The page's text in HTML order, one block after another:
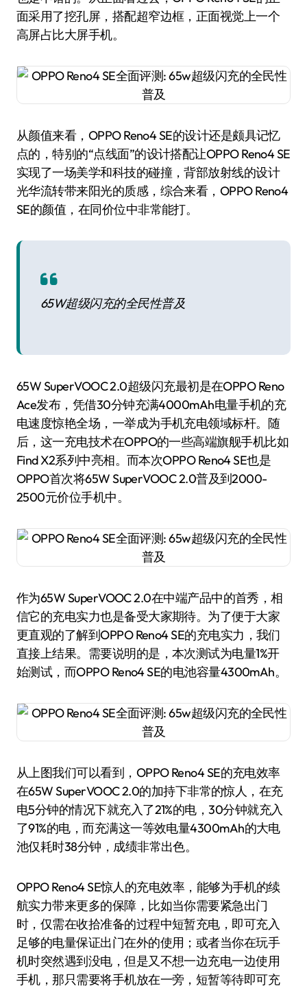
面采用了挖孔屏，搭配超窄边框，正面视觉上一个
高屏占比大屏手机。
从颜值来看，OPPO Reno4 SE的设计还是颇具记忆
点的，特别的“点线面”的设计搭配让OPPO Reno4 SE
实现了一场美学和科技的碰撞，背部放射线的设计
光华流转带来阳光的质感，综合来看，OPPO Reno4
SE的颜值，在同价位中非常能打。
65W超级闪充的全民性普及
65W SuperVOOC 2.0超级闪充最初是在OPPO Reno
Ace发布，凭借30分钟充满4000mAh电量手机的充
电速度惊艳全场，一举成为手机充电领域标杆。随
后，这一充电技术在OPPO的一些高端旗舰手机比如
Find X2系列中亮相。而本次OPPO Reno4 SE也是
OPPO首次将65W SuperVOOC 2.0普及到2000-
2500元价位手机中。
作为65W SuperVOOC 2.0在中端产品中的首秀，相
信它的充电实力也是备受大家期待。为了便于大家
更直观的了解到OPPO Reno4 SE的充电实力，我们
直接上结果。需要说明的是，本次测试为电量1%开
始测试，而OPPO Reno4 SE的电池容量4300mAh。
从上图我们可以看到，OPPO Reno4 SE的充电效率
在65W SuperVOOC 2.0的加持下非常的惊人，在充
电5分钟的情况下就充入了21%的电，30分钟就充入
了91%的电，而充满这一等效电量4300mAh的大电
池仅耗时38分钟，成绩非常出色。
OPPO Reno4 SE惊人的充电效率，能够为手机的续
航实力带来更多的保障，比如当你需要紧急出门
时，仅需在收拾准备的过程中短暂充电，即可充入
足够的电量保证出门在外的使用；或者当你在玩手
机时突然遇到没电，但是又不想一边充电一边使用
手机，那只需要将手机放在一旁，短暂等待即可充